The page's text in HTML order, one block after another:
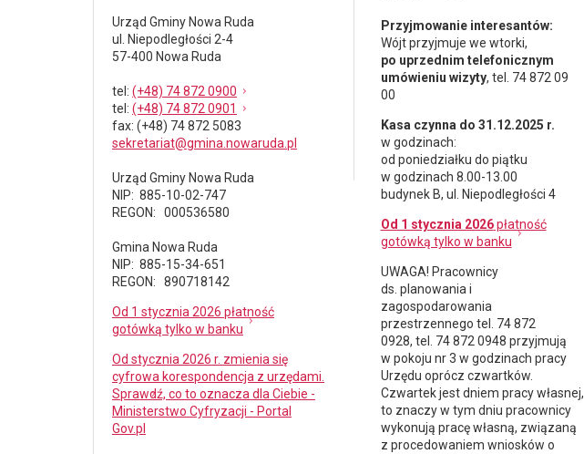
Urząd Gminy Nowa Ruda
ul. Niepodległości 2-4
57-400 Nowa Ruda
tel : (+48) 74 872 0900
tel : (+48) 74 872 0901
fax: (+48) 74 872 5083
sekretariat@gmina.nowaruda.pl
Urząd Gminy Nowa Ruda
NIP: 885-10-02-747
REGON: 000536580
Gmina Nowa Ruda
NIP: 885-15-34-651
REGON: 890718142
Od 1 stycznia 2026 płatność
gotówką tylko w banku
Od stycznia 2026 r. zmienia się
cyfrowa korespondencja z urzędami.
Sprawdź, co to oznacza dla Ciebie -
Ministerstwo Cyfryzacji - Portal
Gov.pl
Przyjmowanie interesantów:
Wójt przyjmuje we wtorki,
po uprzednim telefonicznym
umówieniu wizyty, tel. 74 872 09
00
Kasa czynna do 31.12.2025 r.
w godzinach:
od poniedziałku do piątku
w godzinach 8.00-13.00
budynek B, ul. Niepodległości 4
Od 1 stycznia 2026płatność
gotówką tylko w banku
UWAGA! Pracownicy
ds. planowania i
zagospodarowania
przestrzennego tel. 74 872
0928, tel. 74 872 0948 przyjmują
w pokoju nr 3 w godzinach pracy
Urzędu oprócz czwartków.
Czwartek jest dniem pracy własnej,
to znaczy w tym dniu pracownicy
wykonują pracę własną, związaną
z procedowaniem wniosków o